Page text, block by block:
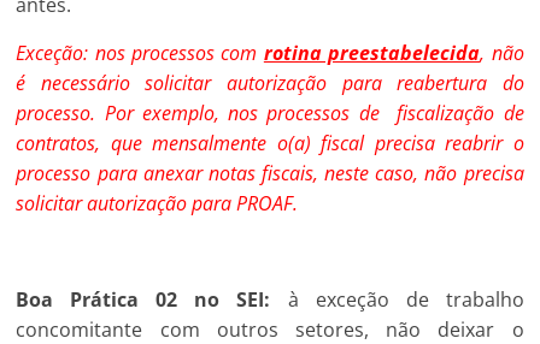
Exceção: nos processos com rotina preestabelecida, não
é necessário solicitar autorização para reabertura do
processo. Por exemplo, nos processos de fiscalização de
contratos, que mensalmente o(a) fiscal precisa reabrir o
processo para anexar notas fiscais, neste caso, não precisa
solicitar autorização para PROAF.
Boa Prática 02 no SEI: à exceção de trabalho
concomitante com outros setores, não deixar o